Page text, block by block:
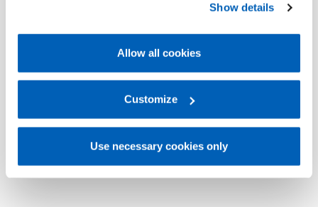
Gefran - Cookie
policy.
regarding processing of personal data, at the following
Gefran - Privacy Policy.
Show details
Allow all cookies
Customize
Use necessary cookies only